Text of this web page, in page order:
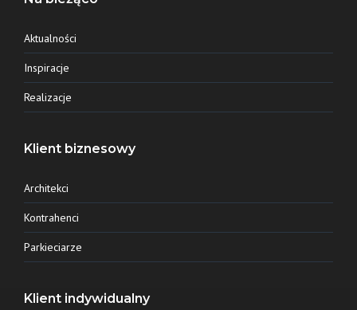
Aktualności
Inspiracje
Realizacje
Klient biznesowy
Architekci
Kontrahenci
Parkieciarze
Klient indywidualny